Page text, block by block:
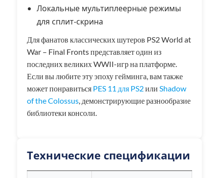
Локальные мультиплеерные режимы
для сплит-скрина
Для фанатов классических шутеров PS2 World at
War – Final Fronts представляет один из
последних великих WWII-игр на платформе.
Если вы любите эту эпоху гейминга, вам также
может понравиться PES 11 для PS2или Shadow
of the Colossus, демонстрирующие разнообразие
библиотеки консоли.
Технические спецификации